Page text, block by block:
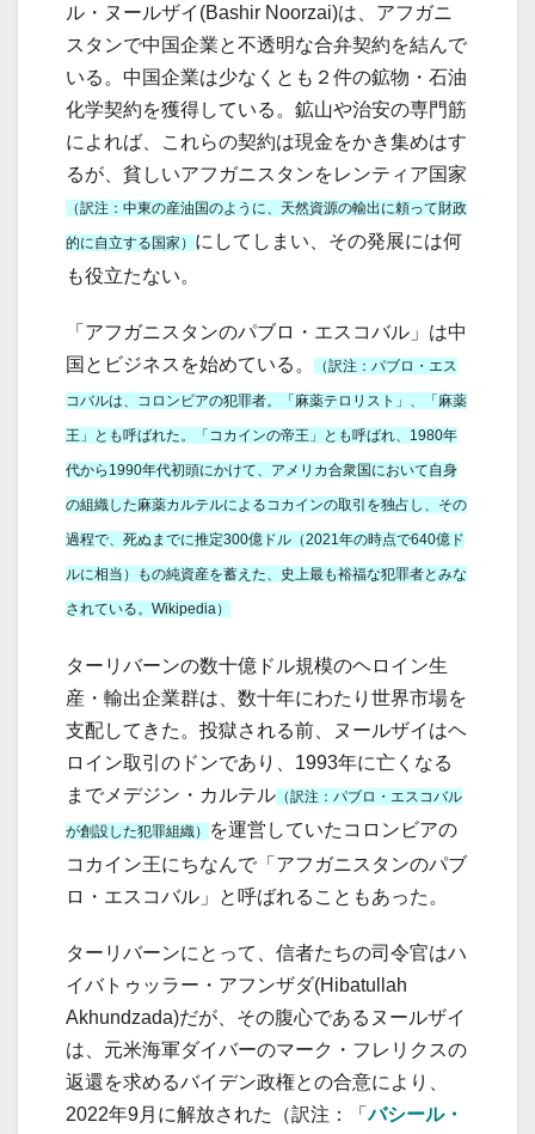
ル・ヌールザイ(Bashir Noorzai)は、アフガニ
スタンで中国企業と不透明な合弁契約を結んで
いる。中国企業は少なくとも２件の鉱物・石油
化学契約を獲得している。鉱山や治安の専門筋
によれば、これらの契約は現金をかき集めはす
るが、貧しいアフガニスタンをレンティア国家
（訳注：中東の産油国のように、天然資源の輸出に頼って財政
的に自立する国家） にしてしまい、その発展には何
も役立たない。
「アフガニスタンのパブロ・エスコバル」は中
国とビジネスを始めている。
（訳注：パブロ・エス
コバルは、コロンビアの犯罪者。「麻薬テロリスト」、「麻薬
王」とも呼ばれた。「コカインの帝王」とも呼ばれ、1980年
代から1990年代初頭にかけて、アメリカ合衆国において自身
の組織した麻薬カルテルによるコカインの取引を独占し、その
過程で、死ぬまでに推定300億ドル（2021年の時点で640億ド
ルに相当）もの純資産を蓄えた、史上最も裕福な犯罪者とみな
されている。Wikipedia）
ターリバーンの数十億ドル規模のヘロイン生
産・輸出企業群は、数十年にわたり世界市場を
支配してきた。投獄される前、ヌールザイはヘ
ロイン取引のドンであり、1993年に亡くなる
までメデジン・カルテル （訳注：パブロ・エスコバル
が創設した犯罪組織）
を運営していたコロンビアの
コカイン王にちなんで「アフガニスタンのパブ
ロ・エスコバル」と呼ばれることもあった。
ターリバーンにとって、信者たちの司令官はハ
イバトゥッラー・アフンザダ(Hibatullah
Akhundzada)だが、その腹心であるヌールザイ
は、元米海軍ダイバーのマーク・フレリクスの
返還を求めるバイデン政権との合意により、
2022年9月に解放された（訳注：「バシール・